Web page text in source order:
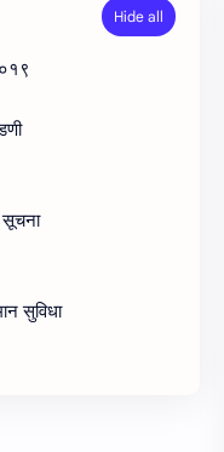
सूचना
सुविधा